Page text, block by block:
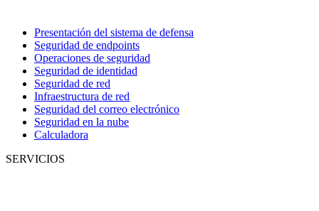
Presentación del sistema de defensa
Seguridad de endpoints
Operaciones de seguridad
Seguridad de identidad
Seguridad de red
Infraestructura de red
Seguridad del correo electrónico
Seguridad en la nube
Calculadora
SERVICIOS